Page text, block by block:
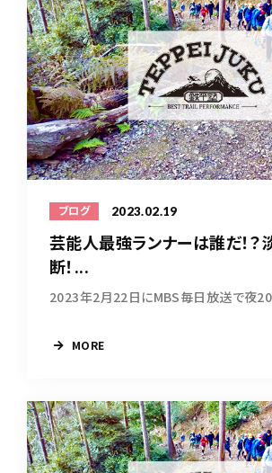
ブログ 2023.02.19
芸能人最強ランナーは誰だ！？
断！...
MORE